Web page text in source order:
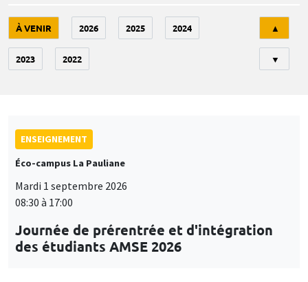
À VENIR 2026 2025 2024
2023 2022
▲
▼
ENSEIGNEMENT
Éco-campus La Pauliane
Mardi 1 septembre 2026
08:30 à 17:00
Journée de prérentrée et d'intégration
des étudiants AMSE 2026